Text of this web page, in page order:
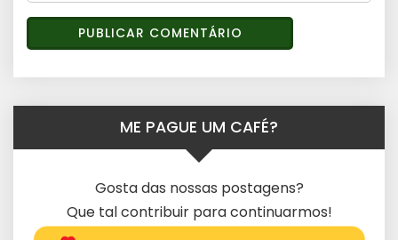
ME PAGUE UM CAFÉ?
Gosta das nossas postagens?
Que tal contribuir para continuarmos!